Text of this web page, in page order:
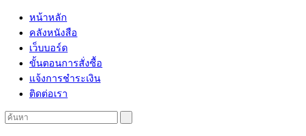
หน้าหลัก
คลังหนังสือ
เว็บบอร์ด
ขั้นตอนการสั่งซื้อ
แจ้งการชำระเงิน
ติดต่อเรา